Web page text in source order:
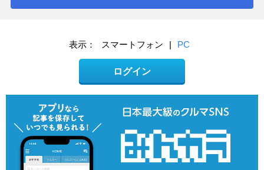
表示： スマートフォン | PC
ログイン